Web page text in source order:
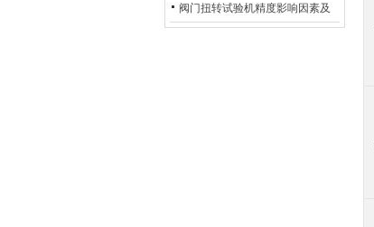
除：从传感器信号异常到机械传
阀门扭转试验机精度影响因素及